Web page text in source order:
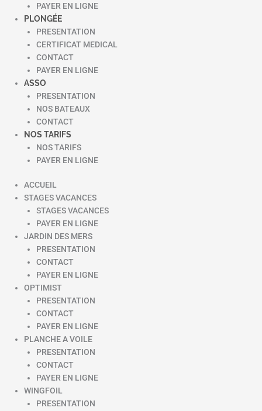
PAYER EN LIGNE
PLONGÉE
PRESENTATION
CERTIFICAT MEDICAL
CONTACT
PAYER EN LIGNE
ASSO
PRESENTATION
NOS BATEAUX
CONTACT
NOS TARIFS
NOS TARIFS
PAYER EN LIGNE
ACCUEIL
STAGES VACANCES
STAGES VACANCES
PAYER EN LIGNE
JARDIN DES MERS
PRESENTATION
CONTACT
PAYER EN LIGNE
OPTIMIST
PRESENTATION
CONTACT
PAYER EN LIGNE
PLANCHE A VOILE
PRESENTATION
CONTACT
PAYER EN LIGNE
WINGFOIL
PRESENTATION